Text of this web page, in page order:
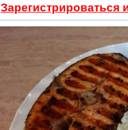
Зарегистрироваться